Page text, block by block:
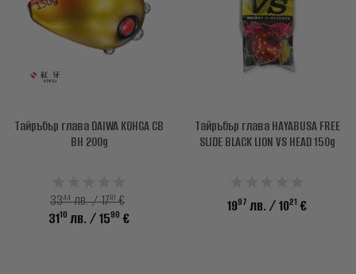
Тайръбър глава DAIWA KOHGA CB
BH 200g
3344лв. / 1710€
3110 лв. / 1590 €
Тайръбър глава HAYABUSA FREE
SLIDE BLACK LION VS HEAD 150g
1997 лв. / 1021 €